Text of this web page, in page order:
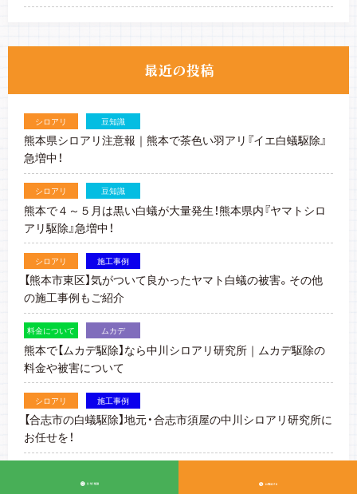
シロアリ 豆知識
熊本県シロアリ注意報｜熊本で茶色い羽アリ『イエ白蟻駆除』
急増中！
シロアリ 豆知識
熊本で４～５月は黒い白蟻が大量発生！熊本県内『ヤマトシロ
アリ駆除』急増中！
シロアリ 施工事例
【熊本市東区】気がついて良かったヤマト白蟻の被害。その他
の施工事例もご紹介
料金について ムカデ
熊本で【ムカデ駆除】なら中川シロアリ研究所｜ムカデ駆除の
料金や被害について
シロアリ 施工事例
【合志市の白蟻駆除】地元・合志市須屋の中川シロアリ研究所に
お任せを！